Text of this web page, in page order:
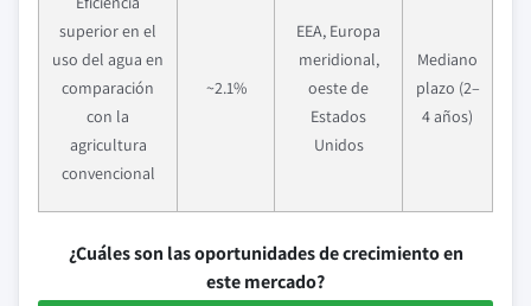
superior en el
uso del agua en
comparación
con la
agricultura
convencional
~2.1%
EEA, Europa
meridional,
oeste de
Estados
Unidos
Mediano
plazo (2–
4 años)
¿Cuáles son las oportunidades de crecimiento en
este mercado?